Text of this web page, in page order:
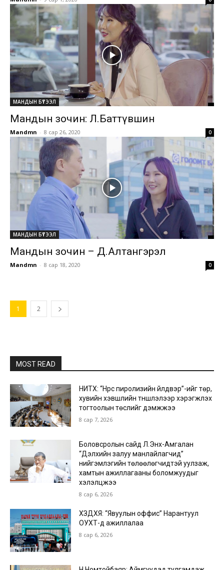
МАНДЫН БҮТЭЭЛ
Мандын зочин: Л.Баттүвшин
Mandmn - 8 сар 26, 2020 0
МАНДЫН БҮТЭЭЛ
Мандын зочин – Д.Алтангэрэл
Mandmn - 8 сар 18, 2020 0
1 2
MOST READ
НИТХ: “Нүүрс пиролизийн үйлдвэр”-ийг төр,
хувийн хэвшлийн түншлэлээр хэрэгжүүлэх
тогтоолын төслийг дэмжжээ
8 сар 7, 2026
Боловсролын сайд Л.Энх-Амгалан
“Дэлхийн залуу манлайлагчид”
нийгэмлэгийн төлөөлөгчидтэй уулзаж,
хамтын ажиллагааны боломжуудыг
хэлэлцжээ
8 сар 6, 2026
ХЗДХЯ: “Явуулын оффис” Нарантуул
ОУХТ-д ажиллалаа
8 сар 6, 2026